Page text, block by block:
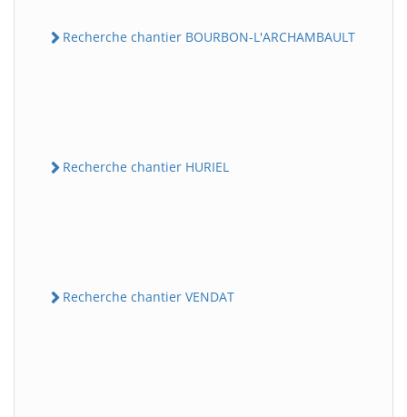
Recherche chantier BOURBON-L'ARCHAMBAULT
Recherche chantier HURIEL
Recherche chantier VENDAT